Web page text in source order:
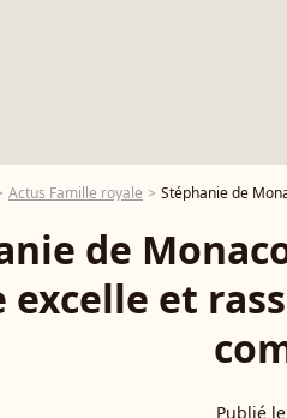
Actus Famille royale Stéphanie de
de
excelle et
Publié